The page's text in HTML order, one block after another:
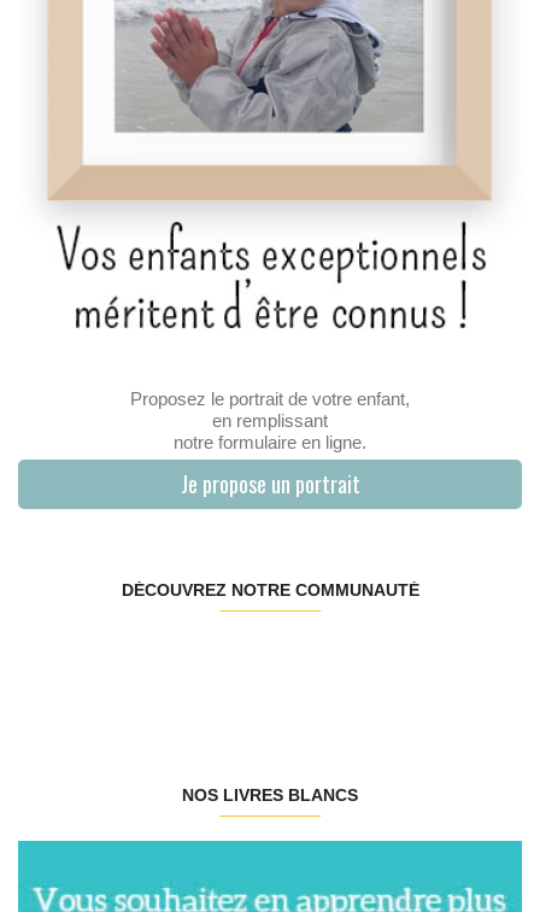
Proposez le portrait de votre enfant,
en remplissant
notre formulaire en ligne.
Je propose un portrait
DÉCOUVREZ NOTRE COMMUNAUTÉ
NOS LIVRES BLANCS